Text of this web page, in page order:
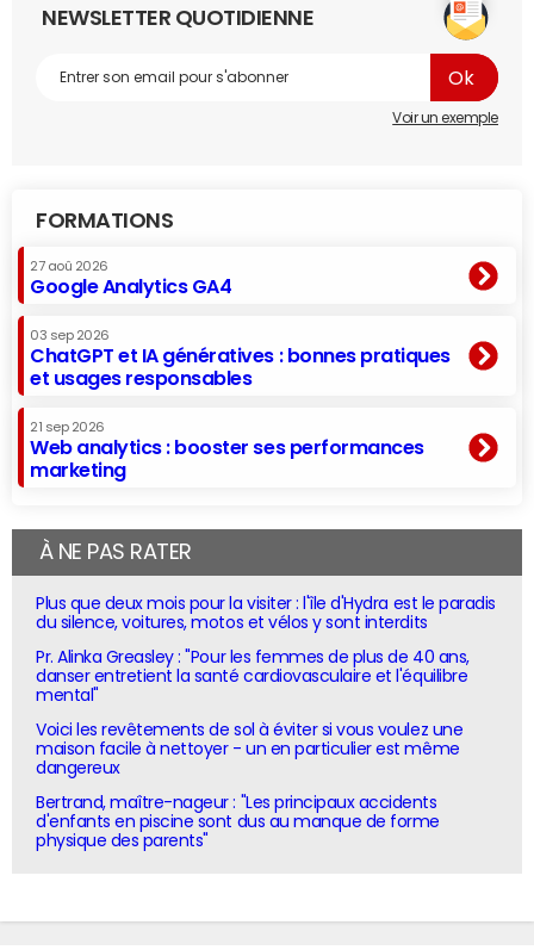
NEWSLETTER QUOTIDIENNE
Voir un exemple
FORMATIONS
27 aoû 2026
Google Analytics GA4
03 sep 2026
ChatGPT et IA génératives : bonnes pratiques
et usages responsables
21 sep 2026
Web analytics : booster ses performances
marketing
À NE PAS RATER
Plus que deux mois pour la visiter : l'île d'Hydra est le paradis
du silence, voitures, motos et vélos y sont interdits
Pr. Alinka Greasley : "Pour les femmes de plus de 40 ans,
danser entretient la santé cardiovasculaire et l'équilibre
mental"
Voici les revêtements de sol à éviter si vous voulez une
maison facile à nettoyer - un en particulier est même
dangereux
Bertrand, maître-nageur : "Les principaux accidents
d'enfants en piscine sont dus au manque de forme
physique des parents"